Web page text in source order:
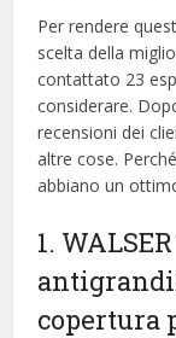
Per rendere
scelta della
contattato 23
considerare.
recensioni dei
altre cose.
abbiano un
1.
copertura